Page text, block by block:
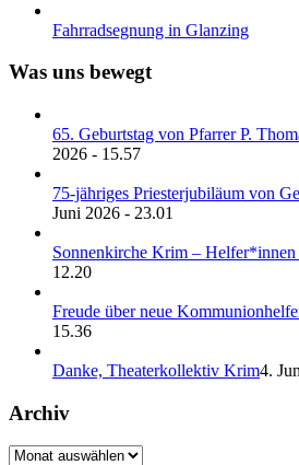
Fahrradsegnung in Glanzing
Was uns bewegt
65. Geburtstag von Pfarrer P.
2026 - 15.57
75-jähriges Priesterjubiläum von
Juni 2026 - 23.01
Sonnenkirche Krim – Helfer*innen
12.20
Freude über neue
15.36
Danke, Theaterkollektiv Krim4.
Archiv
Archiv